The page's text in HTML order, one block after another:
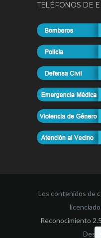
TELÉFONOS DE
Los contenidos de
Reconocimiento